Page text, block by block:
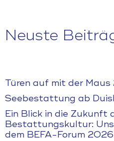
Neuste
Türen auf mit der
Seebestattung ab
Ein Blick in die Zukunft
Bestattungskultur:
dem BEFA-Forum 2026